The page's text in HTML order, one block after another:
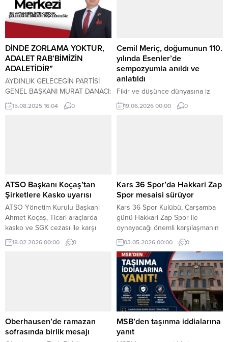
DİNDE ZORLAMA YOKTUR,
ADALET RAB’BİMİZİN
ADALETİDİR”
AYDINLIK GELECEĞİN PARTİSİ
GENEL BAŞKANI MURAT DANACI:
“TÜRK, KÜRT, ALEVİ, LAZ,
SÜRYANİ, YEZİDİ… BU VATANI
milli birlik ruhuna çağrıda
bulundu. Danacı, “Türk, Kürt,
Alevi, Çerkez, Laz, Süryani,...
15.08.2025 16:04 0
Cemil Meriç, doğumunun 110.
yılında Esenler’de
sempozyumla anıldı ve
anlatıldı
Fikir ve düşünce dünyasına iz
bırakan yazar, çevirmen ve
mütefekkir Cemil Meriç,
19.06.2026 00:00 0
ATSO Başkanı Koçaş’tan
Şirketlere Kasko uyarısı
ATSO Yönetim Kurulu Başkanı
Ahmet Koçaş, Ticari araçlarda
kasko ve SGK cezası ile karşı
karşıya kalınmaması adına üyelere
uyarılarda bulundu.
18.02.2026 00:00 0
Kars 36 Spor’da Hakkari Zap
Spor mesaisi sürüyor
Kars 36 Spor Kulübü, Çarşamba
günü Hakkari Zap Spor ile
oynayacağı önemli karşılaşmanın
hazırlıklarını yoğun tempoda
sürdürüyor.
03.05.2026 00:00 0
Oberhausen’de ramazan
sofrasında birlik mesajı
MSB’den taşınma iddialarına
yanıt